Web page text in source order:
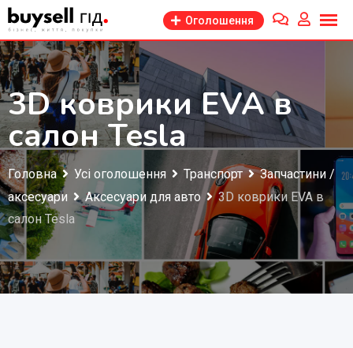
Перейти
до
змісту
Оголошення
3D коврики EVA в
салон Tesla
Головна Усі оголошення Транспорт
Запчастини /
аксесуари
Аксесуари для авто
3D коврики EVA в
салон Tesla